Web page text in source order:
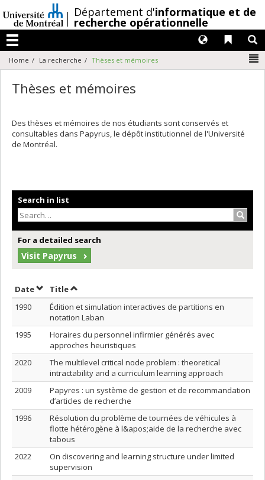
au
contenu
/Département d'informatique et de
recherche opérationnelle
Menu
Liens
Langues
Home La recherche Thèses et mémoires
Thèses et mémoires
Des thèses et mémoires de nos étudiants sont conservés et
consultables dans Papyrus, le dépôt institutionnel de l'Université
de Montréal.
Search in list
For a detailed search
Visit Papyrus
DateSort by date in descending order
TitleSort by title in descending order
1990
Édition et simulation interactives de partitions en
notation Laban
1995
Horaires du personnel infirmier générés avec
approches heuristiques
2020
The multilevel critical node problem : theoretical
intractability and a curriculum learning approach
2009
Papyres : un système de gestion et de recommandation
d’articles de recherche
1996
Résolution du problème de tournées de véhicules à
flotte hétérogène à l&apos;aide de la recherche avec
tabous
2022
On discovering and learning structure under limited
supervision